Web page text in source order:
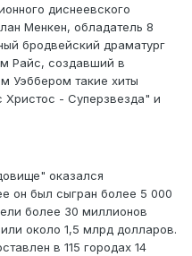
диснеевского
Менкен, обладатель 8
бродвейский драматург
Райс, создавший в
Уэббером такие хиты
Христос - Суперзвезда" и
оказался
он был сыгран более 5 000
более 30 миллионов
около 1,5 млрд долларов.
в 115 городах 14